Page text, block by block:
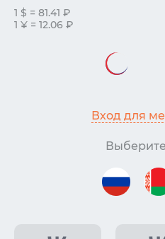
1 $ = 81.41 ₽
1 ¥ = 12.06 ₽
Вход для